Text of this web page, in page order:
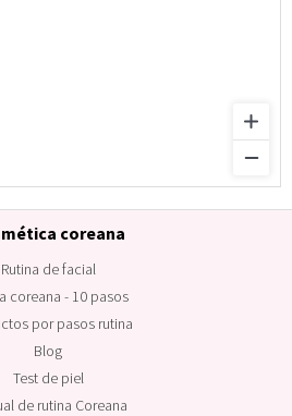
coreana
Rutina de facial
coreana - 10 pasos
por pasos rutina
Blog
Test de piel
de rutina Coreana